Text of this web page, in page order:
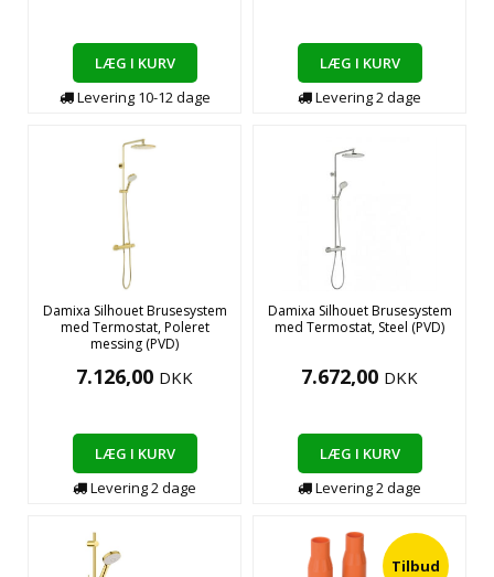
LÆG I KURV
Levering 10-12dage
LÆG I KURV
Levering2dage
Damixa Silhouet Brusesystem
med Termostat, Poleret
messing (PVD)
7.126,00 DKK
LÆG I KURV
Levering2dage
Damixa Silhouet Brusesystem
med Termostat, Steel (PVD)
7.672,00 DKK
LÆG I KURV
Levering2dage
Tilbud